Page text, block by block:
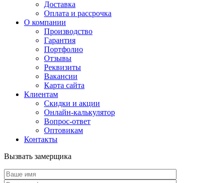
Доставка
Оплата и рассрочка
О компании
Производство
Гарантия
Портфолио
Отзывы
Реквизиты
Вакансии
Карта сайта
Клиентам
Скидки и акции
Онлайн-калькулятор
Вопрос-ответ
Оптовикам
Контакты
Вызвать замерщика